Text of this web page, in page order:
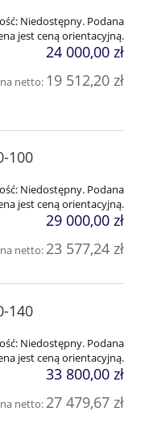
Niedostępny. Podana
jest ceną orientacyjną.
24 000,00 zł
netto: 19 512,20 zł
100
Niedostępny. Podana
jest ceną orientacyjną.
29 000,00 zł
netto: 23 577,24 zł
140
Niedostępny. Podana
jest ceną orientacyjną.
33 800,00 zł
netto: 27 479,67 zł